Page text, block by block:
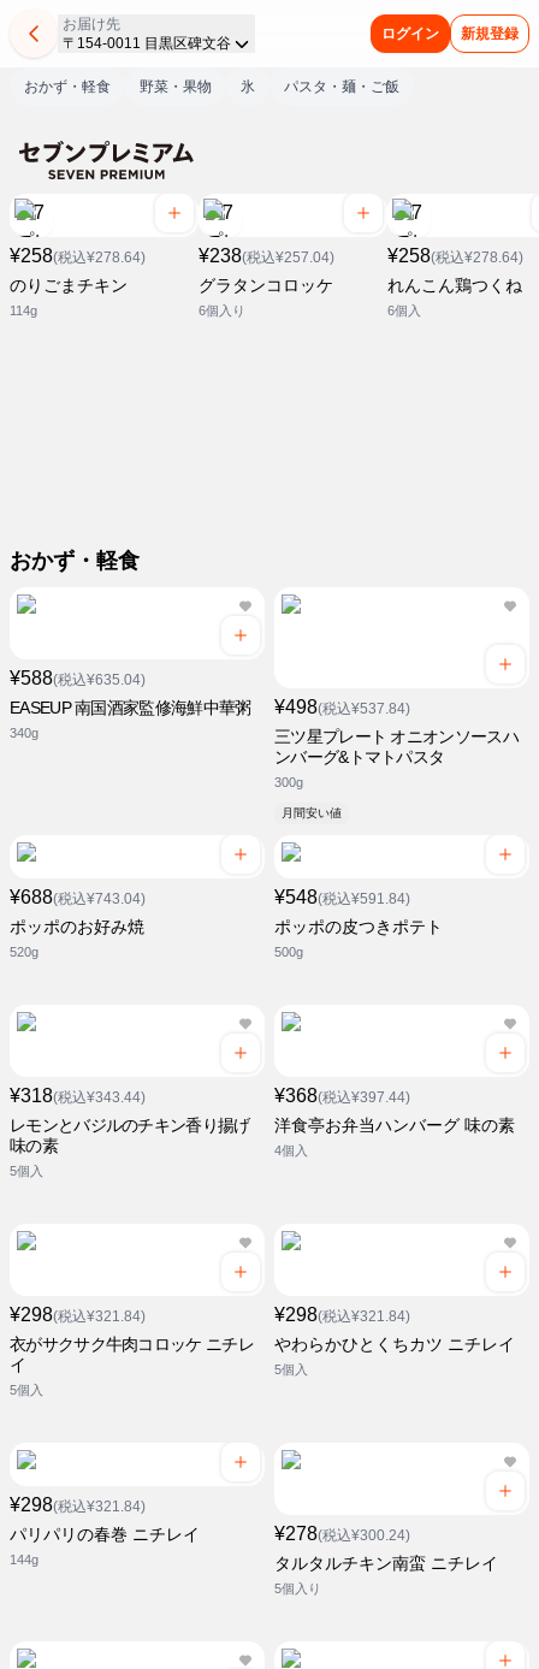
お届け先
〒154-0011 目黒区碑文谷
ログイン 新規登録
おかず・軽食 野菜・果物 氷 パスタ・麺・ご飯
¥258(税込¥278.64)
のりごまチキン
114g
¥238(税込¥257.04)
グラタンコロッケ
6個入り
¥258(税込¥278.64)
れんこん鶏つくね
6個入
おかず・軽食
¥588(税込¥635.04)
EASEUP 南国酒家監修海鮮中華粥
340g
¥498(税込¥537.84)
三ツ星プレート オニオンソースハ
ンバーグ&トマトパスタ
300g
月間安い値
¥688(税込¥743.04)
ポッポのお好み焼
520g
¥548(税込¥591.84)
ポッポの皮つきポテト
500g
¥318(税込¥343.44)
レモンとバジルのチキン香り揚げ
味の素
5個入
¥368(税込¥397.44)
洋食亭お弁当ハンバーグ 味の素
4個入
¥298(税込¥321.84)
衣がサクサク牛肉コロッケ ニチレ
イ
5個入
¥298(税込¥321.84)
やわらかひとくちカツ ニチレイ
5個入
¥298(税込¥321.84)
パリパリの春巻 ニチレイ
144g
¥278(税込¥300.24)
タルタルチキン南蛮 ニチレイ
5個入り